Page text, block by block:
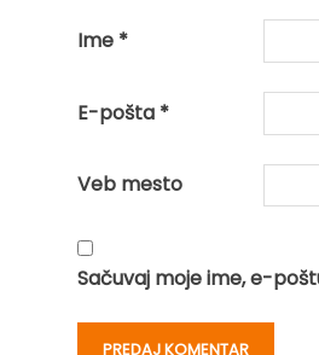
Ime *
E-pošta *
Veb mesto
Sačuvaj moje ime, e-